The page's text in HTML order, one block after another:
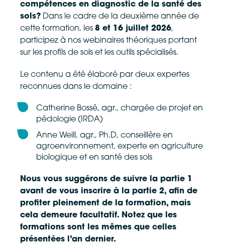
compétences en diagnostic de la santé des
sols? Dans le cadre de la deuxième année de
cette formation, les 8 et 16 juillet 2026,
participez à nos webinaires théoriques portant
sur les profils de sols et les outils spécialisés.
Le contenu a été élaboré par deux expertes
reconnues dans le domaine :
Catherine Bossé, agr., chargée de projet en
pédologie (IRDA)
Anne Weill, agr., Ph.D, conseillère en
agroenvironnement, experte en agriculture
biologique et en santé des sols
Nous vous suggérons de suivre la partie 1
avant de vous inscrire à la partie 2, afin de
profiter pleinement de la formation, mais
cela demeure facultatif. Notez que les
formations sont les mêmes que celles
présentées l’an dernier.